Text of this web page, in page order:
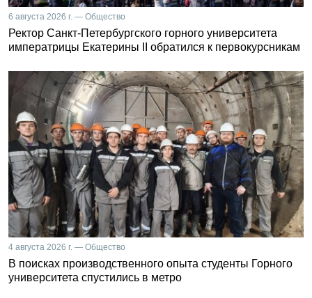
6 августа 2026 г. — Общество
Ректор Санкт-Петербургского горного университета
императрицы Екатерины II обратился к первокурсникам
4 августа 2026 г. — Общество
В поисках производственного опыта студенты Горного
университета спустились в метро